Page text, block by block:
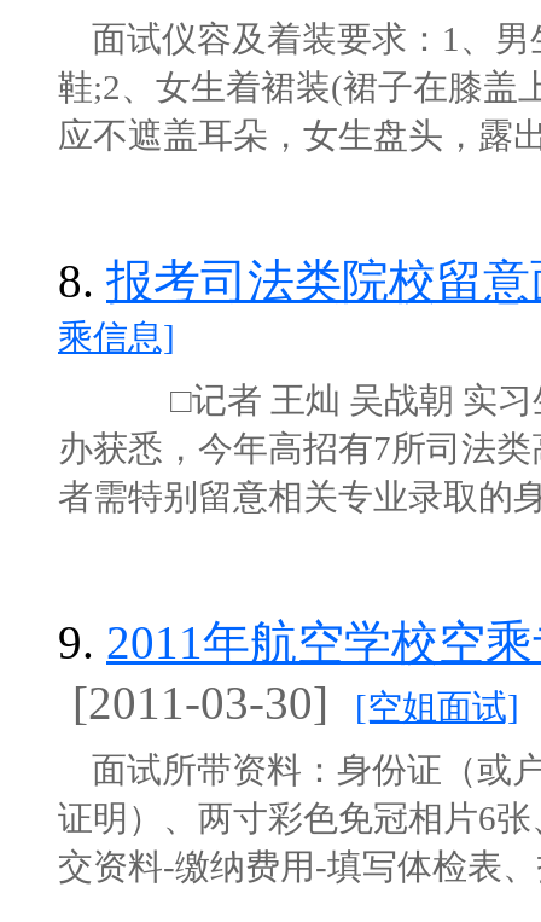
面试仪容及着装要求：1、男
鞋;2、女生着裙装(裙子在膝盖
应不遮盖耳朵，女生盘头，露
8. 报考司法类院校留
乘信息]
□记者 王灿 吴战朝 实习
办获悉，今年高招有7所司法
者需特别留意相关专业录取的
9. 2011年航空学校空
[2011-03-30]
[空姐面试]
面试所带资料：身份证（或
证明）、两寸彩色免冠相片6
交资料-缴纳费用-填写体检表